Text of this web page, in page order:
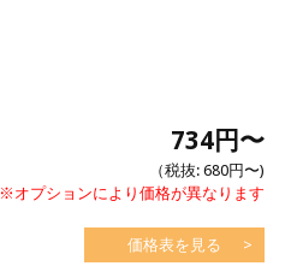
734円 〜
（税抜: 680円〜)
※オプションにより価格が異なります
価格表を見る